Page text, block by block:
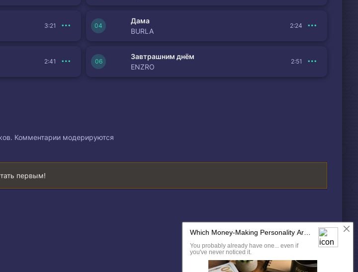
3:21
Дама
BURLA
2:24
2:41
Завтрашним днём
ENZRO
2:51
Комментарии модерируются
первым!